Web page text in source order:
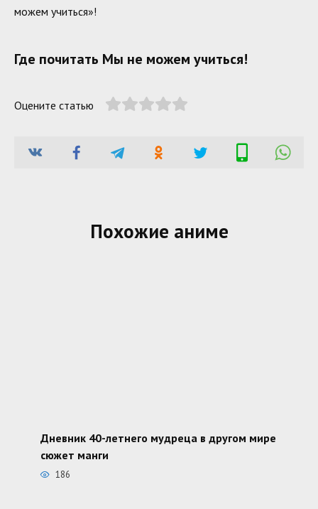
можем учиться»!
Где почитать Мы не можем учиться!
Оцените статью
Похожие аниме
Дневник 40-летнего мудреца в другом мире
сюжет манги
186